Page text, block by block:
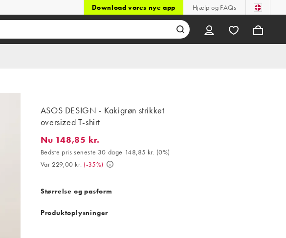
Download vores nye app Hjælp og FAQs
ASOS DESIGN - Kakigrøn strikket
oversized T-shirt
Nu 148,85 kr.. Bedste pris seneste 30 dage 148,85 kr. (0%). Var 229,00
Nu 148,85 kr.
Bedste pris seneste 30 dage 148,85 kr. (0%)
Var 229,00 kr. (-35%)
Størrelse og pasform
Produktoplysninger